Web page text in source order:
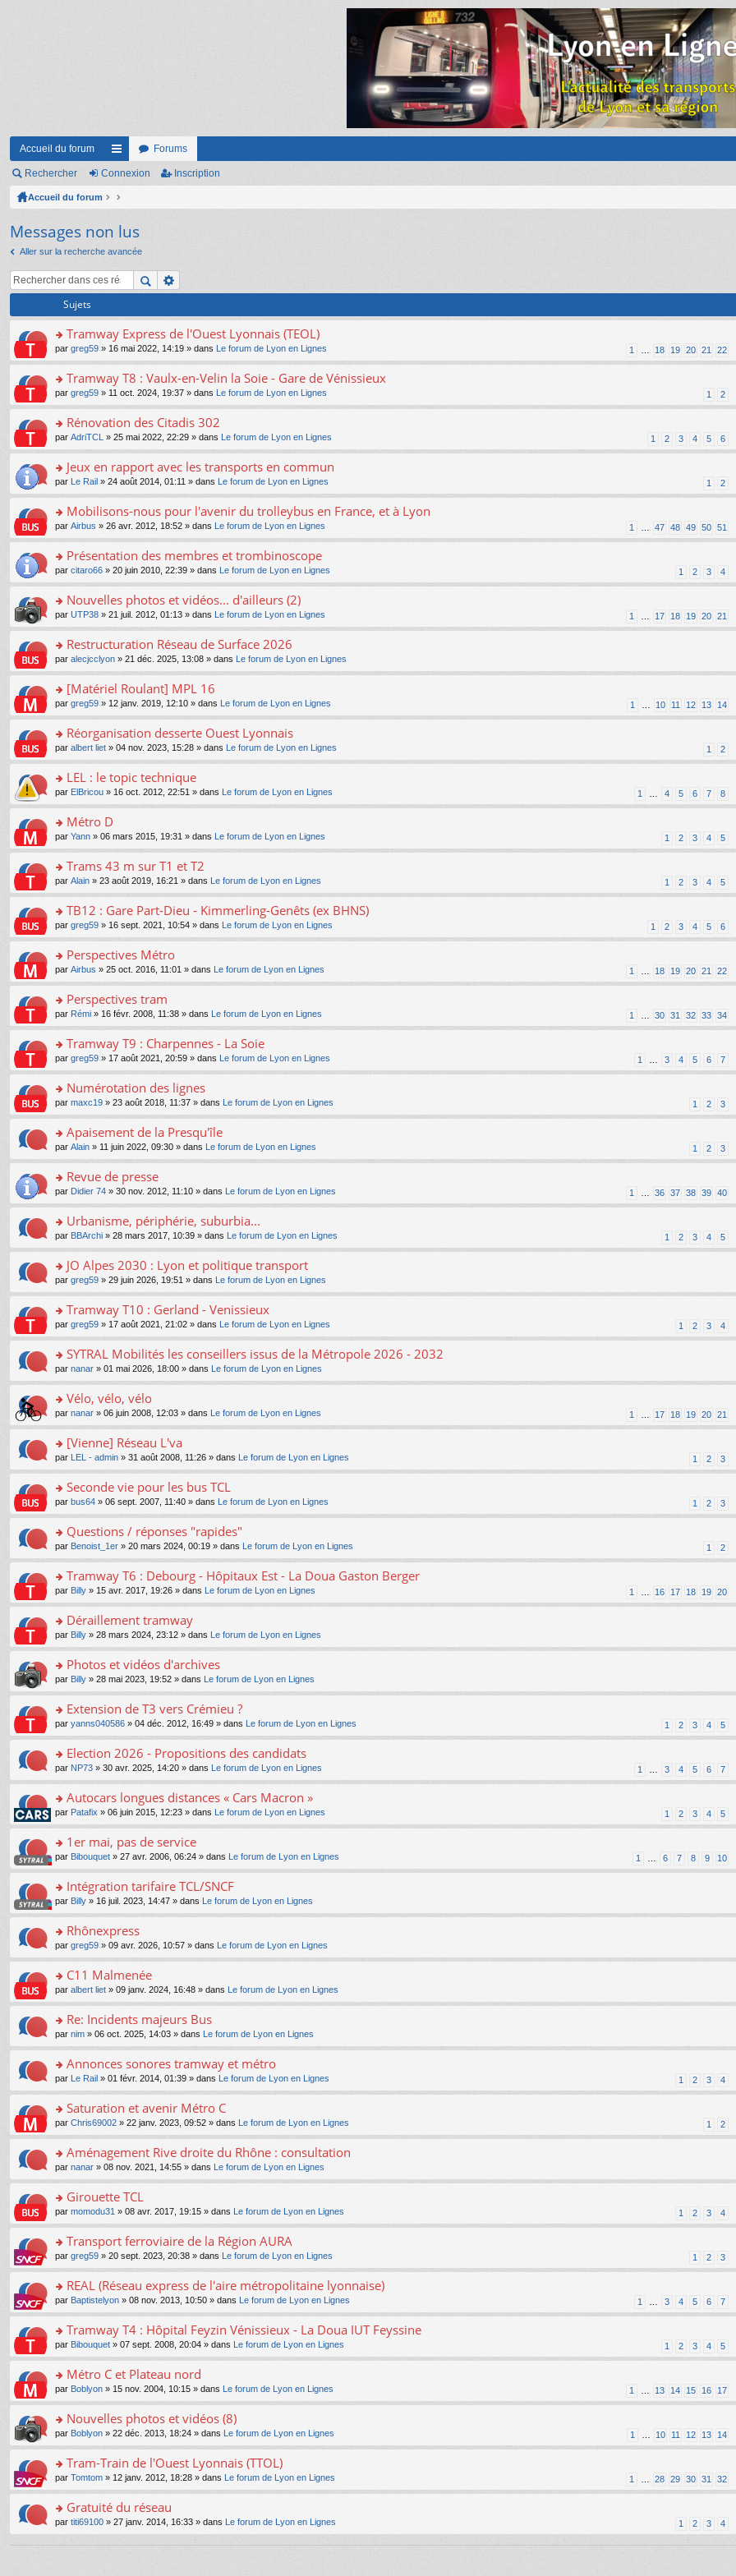
Accueil du forum
ac
co
ur
ci
s
Forums
Rechercher Connexion Inscription
Accueil du forum
Messages non lus
Aller sur la recherche avancée
Sujets
o
n
s
ult
er
le
m
e
s
a
g
e
n
n
le
pl
u
s
ré
c
e
nt
Tramway Express de l'Ouest Lyonnais (TEOL)
1 … 18 19 20 21 22
par greg59 » 16 mai 2022, 14:19 » dans Le forum de Lyon en Lignes
o
n
s
ult
er
le
m
e
s
a
g
e
n
n
le
pl
u
s
ré
c
e
nt
Tramway T8 : Vaulx-en-Velin la Soie - Gare de Vénissieux
1 2
par greg59 » 11 oct. 2024, 19:37 » dans Le forum de Lyon en Lignes
o
n
s
ult
er
le
m
e
s
a
g
e
n
n
le
pl
u
s
ré
c
e
nt
Rénovation des Citadis 302
1 2 3 4 5 6
par AdriTCL » 25 mai 2022, 22:29 » dans Le forum de Lyon en Lignes
o
n
s
ult
er
le
m
e
s
a
g
e
n
n
le
pl
u
s
ré
c
e
nt
Jeux en rapport avec les transports en commun
1 2
par Le Rail » 24 août 2014, 01:11 » dans Le forum de Lyon en Lignes
o
n
s
ult
er
le
m
e
s
a
g
e
n
n
le
pl
u
s
ré
c
e
nt
Mobilisons-nous pour l'avenir du trolleybus en France, et à Lyon
1 … 47 48 49 50 51
par Airbus » 26 avr. 2012, 18:52 » dans Le forum de Lyon en Lignes
o
n
s
ult
er
le
m
e
s
a
g
e
n
n
le
pl
u
s
ré
c
e
nt
Présentation des membres et trombinoscope
1 2 3 4
par citaro66 » 20 juin 2010, 22:39 » dans Le forum de Lyon en Lignes
o
n
s
ult
er
le
m
e
s
a
g
e
n
n
le
pl
u
s
ré
c
e
nt
Nouvelles photos et vidéos... d'ailleurs (2)
1 … 17 18 19 20 21
par UTP38 » 21 juil. 2012, 01:13 » dans Le forum de Lyon en Lignes
o
n
s
ult
er
le
m
e
s
a
g
e
n
n
le
pl
u
s
ré
c
e
nt
Restructuration Réseau de Surface 2026
par alecjcclyon » 21 déc. 2025, 13:08 » dans Le forum de Lyon en Lignes
o
n
s
ult
er
le
m
e
s
a
g
e
n
n
le
pl
u
s
ré
c
e
nt
[Matériel Roulant] MPL 16
1 … 10 11 12 13 14
par greg59 » 12 janv. 2019, 12:10 » dans Le forum de Lyon en Lignes
o
n
s
ult
er
le
m
e
s
a
g
e
n
n
le
pl
u
s
ré
c
e
nt
Réorganisation desserte Ouest Lyonnais
1 2
par albert liet » 04 nov. 2023, 15:28 » dans Le forum de Lyon en Lignes
o
n
s
ult
er
le
m
e
s
a
g
e
n
n
le
pl
u
s
ré
c
e
nt
LEL : le topic technique
1 … 4 5 6 7 8
par ElBricou » 16 oct. 2012, 22:51 » dans Le forum de Lyon en Lignes
o
n
s
ult
er
le
m
e
s
a
g
e
n
n
le
pl
u
s
ré
c
e
nt
Métro D
1 2 3 4 5
par Yann » 06 mars 2015, 19:31 » dans Le forum de Lyon en Lignes
o
n
s
ult
er
le
m
e
s
a
g
e
n
n
le
pl
u
s
ré
c
e
nt
Trams 43 m sur T1 et T2
1 2 3 4 5
par Alain » 23 août 2019, 16:21 » dans Le forum de Lyon en Lignes
o
n
s
ult
er
le
m
e
s
a
g
e
n
n
le
pl
u
s
ré
c
e
nt
TB12 : Gare Part-Dieu - Kimmerling-Genêts (ex BHNS)
1 2 3 4 5 6
par greg59 » 16 sept. 2021, 10:54 » dans Le forum de Lyon en Lignes
o
n
s
ult
er
le
m
e
s
a
g
e
n
n
le
pl
u
s
ré
c
e
nt
Perspectives Métro
1 … 18 19 20 21 22
par Airbus » 25 oct. 2016, 11:01 » dans Le forum de Lyon en Lignes
o
n
s
ult
er
le
m
e
s
a
g
e
n
n
le
pl
u
s
ré
c
e
nt
Perspectives tram
1 … 30 31 32 33 34
par Rémi » 16 févr. 2008, 11:38 » dans Le forum de Lyon en Lignes
o
n
s
ult
er
le
m
e
s
a
g
e
n
n
le
pl
u
s
ré
c
e
nt
Tramway T9 : Charpennes - La Soie
1 … 3 4 5 6 7
par greg59 » 17 août 2021, 20:59 » dans Le forum de Lyon en Lignes
o
n
s
ult
er
le
m
e
s
a
g
e
n
n
le
pl
u
s
ré
c
e
nt
Numérotation des lignes
1 2 3
par maxc19 » 23 août 2018, 11:37 » dans Le forum de Lyon en Lignes
o
n
s
ult
er
le
m
e
s
a
g
e
n
n
le
pl
u
s
ré
c
e
nt
Apaisement de la Presqu'île
1 2 3
par Alain » 11 juin 2022, 09:30 » dans Le forum de Lyon en Lignes
o
n
s
ult
er
le
m
e
s
a
g
e
n
n
le
pl
u
s
ré
c
e
nt
Revue de presse
1 … 36 37 38 39 40
par Didier 74 » 30 nov. 2012, 11:10 » dans Le forum de Lyon en Lignes
o
n
s
ult
er
le
m
e
s
a
g
e
n
n
le
pl
u
s
ré
c
e
nt
Urbanisme, périphérie, suburbia...
1 2 3 4 5
par BBArchi » 28 mars 2017, 10:39 » dans Le forum de Lyon en Lignes
o
n
s
ult
er
le
m
e
s
a
g
e
n
n
le
pl
u
s
ré
c
e
nt
JO Alpes 2030 : Lyon et politique transport
par greg59 » 29 juin 2026, 19:51 » dans Le forum de Lyon en Lignes
o
n
s
ult
er
le
m
e
s
a
g
e
n
n
le
pl
u
s
ré
c
e
nt
Tramway T10 : Gerland - Venissieux
1 2 3 4
par greg59 » 17 août 2021, 21:02 » dans Le forum de Lyon en Lignes
o
n
s
ult
er
le
m
e
s
a
g
e
n
n
le
pl
u
s
ré
c
e
nt
SYTRAL Mobilités les conseillers issus de la Métropole 2026 - 2032
par nanar » 01 mai 2026, 18:00 » dans Le forum de Lyon en Lignes
o
n
s
ult
er
le
m
e
s
a
g
e
n
n
le
pl
u
s
ré
c
e
nt
Vélo, vélo, vélo
1 … 17 18 19 20 21
par nanar » 06 juin 2008, 12:03 » dans Le forum de Lyon en Lignes
o
n
s
ult
er
le
m
e
s
a
g
e
n
n
le
pl
u
s
ré
c
e
nt
[Vienne] Réseau L'va
1 2 3
par LEL - admin » 31 août 2008, 11:26 » dans Le forum de Lyon en Lignes
o
n
s
ult
er
le
m
e
s
a
g
e
n
n
le
pl
u
s
ré
c
e
nt
Seconde vie pour les bus TCL
1 2 3
par bus64 » 06 sept. 2007, 11:40 » dans Le forum de Lyon en Lignes
o
n
s
ult
er
le
m
e
s
a
g
e
n
n
le
pl
u
s
ré
c
e
nt
Questions / réponses "rapides"
1 2
par Benoist_1er » 20 mars 2024, 00:19 » dans Le forum de Lyon en Lignes
o
n
s
ult
er
le
m
e
s
a
g
e
n
n
le
pl
u
s
ré
c
e
nt
Tramway T6 : Debourg - Hôpitaux Est - La Doua Gaston Berger
1 … 16 17 18 19 20
par Billy » 15 avr. 2017, 19:26 » dans Le forum de Lyon en Lignes
o
n
s
ult
er
le
m
e
s
a
g
e
n
n
le
pl
u
s
ré
c
e
nt
Déraillement tramway
par Billy » 28 mars 2024, 23:12 » dans Le forum de Lyon en Lignes
o
n
s
ult
er
le
m
e
s
a
g
e
n
n
le
pl
u
s
ré
c
e
nt
Photos et vidéos d'archives
par Billy » 28 mai 2023, 19:52 » dans Le forum de Lyon en Lignes
o
n
s
ult
er
le
m
e
s
a
g
e
n
n
le
pl
u
s
ré
c
e
nt
Extension de T3 vers Crémieu ?
1 2 3 4 5
par yanns040586 » 04 déc. 2012, 16:49 » dans Le forum de Lyon en Lignes
o
n
s
ult
er
le
m
e
s
a
g
e
n
n
le
pl
u
s
ré
c
e
nt
Election 2026 - Propositions des candidats
1 … 3 4 5 6 7
par NP73 » 30 avr. 2025, 14:20 » dans Le forum de Lyon en Lignes
o
n
s
ult
er
le
m
e
s
a
g
e
n
n
le
pl
u
s
ré
c
e
nt
Autocars longues distances « Cars Macron »
1 2 3 4 5
par Patafix » 06 juin 2015, 12:23 » dans Le forum de Lyon en Lignes
o
n
s
ult
er
le
m
e
s
a
g
e
n
n
le
pl
u
s
ré
c
e
nt
1er mai, pas de service
1 … 6 7 8 9 10
par Bibouquet » 27 avr. 2006, 06:24 » dans Le forum de Lyon en Lignes
o
n
s
ult
er
le
m
e
s
a
g
e
n
n
le
pl
u
s
ré
c
e
nt
Intégration tarifaire TCL/SNCF
par Billy » 16 juil. 2023, 14:47 » dans Le forum de Lyon en Lignes
o
n
s
ult
er
le
m
e
s
a
g
e
n
n
le
pl
u
s
ré
c
e
nt
Rhônexpress
par greg59 » 09 avr. 2026, 10:57 » dans Le forum de Lyon en Lignes
o
n
s
ult
er
le
m
e
s
a
g
e
n
n
le
pl
u
s
ré
c
e
nt
C11 Malmenée
par albert liet » 09 janv. 2024, 16:48 » dans Le forum de Lyon en Lignes
o
n
s
ult
er
le
m
e
s
a
g
e
n
n
le
pl
u
s
ré
c
e
nt
Re: Incidents majeurs Bus
par nim » 06 oct. 2025, 14:03 » dans Le forum de Lyon en Lignes
o
n
s
ult
er
le
m
e
s
a
g
e
n
n
le
pl
u
s
ré
c
e
nt
Annonces sonores tramway et métro
1 2 3 4
par Le Rail » 01 févr. 2014, 01:39 » dans Le forum de Lyon en Lignes
o
n
s
ult
er
le
m
e
s
a
g
e
n
n
le
pl
u
s
ré
c
e
nt
Saturation et avenir Métro C
1 2
par Chris69002 » 22 janv. 2023, 09:52 » dans Le forum de Lyon en Lignes
o
n
s
ult
er
le
m
e
s
a
g
e
n
n
le
pl
u
s
ré
c
e
nt
Aménagement Rive droite du Rhône : consultation
par nanar » 08 nov. 2021, 14:55 » dans Le forum de Lyon en Lignes
o
n
s
ult
er
le
m
e
s
a
g
e
n
n
le
pl
u
s
ré
c
e
nt
Girouette TCL
1 2 3 4
par momodu31 » 08 avr. 2017, 19:15 » dans Le forum de Lyon en Lignes
o
n
s
ult
er
le
m
e
s
a
g
e
n
n
le
pl
u
s
ré
c
Transport ferroviaire de la Région AURA
1 2 3
par greg59 » 20 sept. 2023, 20:38 » dans Le forum de Lyon en Lignes
o
n
s
ult
er
le
m
e
s
a
g
e
n
n
le
pl
u
s
REAL (Réseau express de l'aire métropolitaine lyonnaise)
1 … 3 4 5 6 7
par Baptistelyon » 08 nov. 2013, 10:50 » dans Le forum de Lyon en Lignes
o
n
s
ult
er
le
m
e
s
a
g
e
n
n
Tramway T4 : Hôpital Feyzin Vénissieux - La Doua IUT Feyssine
1 2 3 4 5
par Bibouquet » 07 sept. 2008, 20:04 » dans Le forum de Lyon en Lignes
o
n
s
ult
er
le
m
e
s
a
g
e
Métro C et Plateau nord
1 … 13 14 15 16 17
par Boblyon » 15 nov. 2004, 10:15 » dans Le forum de Lyon en Lignes
o
n
s
ult
er
le
m
e
s
s
Nouvelles photos et vidéos (8)
1 … 10 11 12 13 14
par Boblyon » 22 déc. 2013, 18:24 » dans Le forum de Lyon en Lignes
o
n
s
ult
er
Tram-Train de l'Ouest Lyonnais (TTOL)
1 … 28 29 30 31 32
par Tomtom » 12 janv. 2012, 18:28 » dans Le forum de Lyon en Lignes
o
n
s
Gratuité du réseau
1 2 3 4
par titi69100 » 27 janv. 2014, 16:33 » dans Le forum de Lyon en Lignes